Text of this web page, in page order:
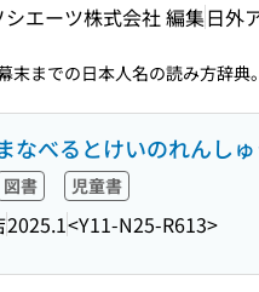
シエーツ株式会社 編集日外
末までの日本人名の読み方辞典
なべるとけいのれんし
図書 児童書
2025.1<Y11-N25-R613>